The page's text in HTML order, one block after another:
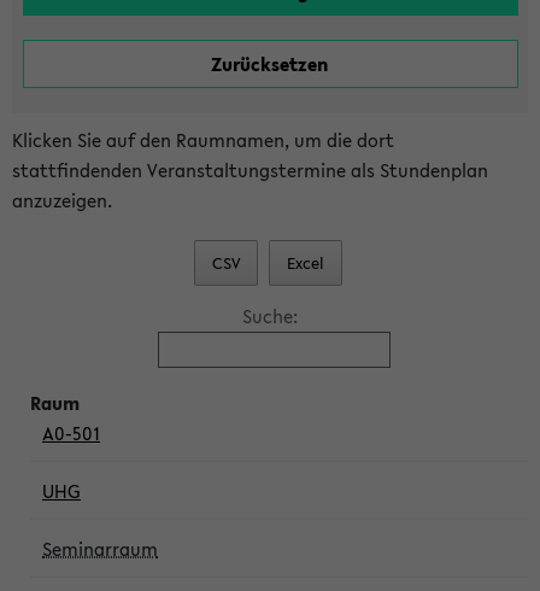
Klicken Sie auf den Raumnamen, um die dort
stattfindenden Veranstaltungstermine als Stundenplan
anzuzeigen.
CSV Excel
Suche:
A0-501
UHG
Seminarraum